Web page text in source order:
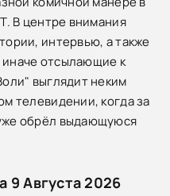
В центре внимания
интервью, а также
иначе отсылающие к
выглядит неким
телевидении, когда за
обрёл выдающуюся
9 Августа 2026